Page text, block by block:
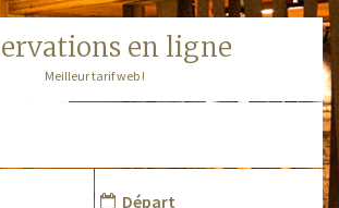
en ligne
Meilleur tarif web !